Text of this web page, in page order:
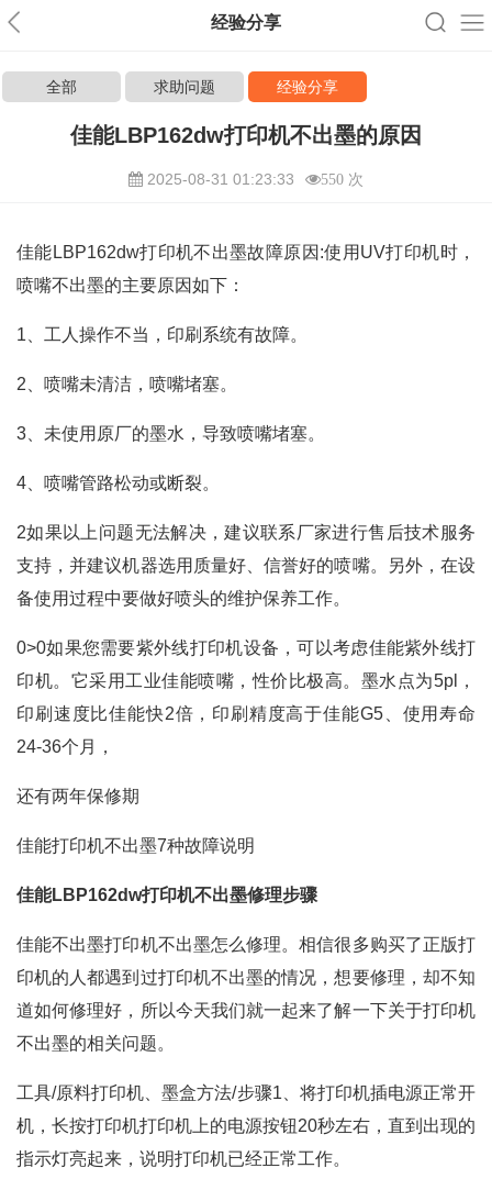
经验分享
全部 求助问题 经验分享
佳能LBP162dw打印机不出墨的原因
2025-08-31 01:23:33 550 次
佳能LBP162dw打印机不出墨故障原因:使用UV打印机时，
喷嘴不出墨的主要原因如下：
1、工人操作不当，印刷系统有故障。
2、喷嘴未清洁，喷嘴堵塞。
3、未使用原厂的墨水，导致喷嘴堵塞。
4、喷嘴管路松动或断裂。
2如果以上问题无法解决，建议联系厂家进行售后技术服务
支持，并建议机器选用质量好、信誉好的喷嘴。另外，在设
备使用过程中要做好喷头的维护保养工作。
0>0如果您需要紫外线打印机设备，可以考虑佳能紫外线打
印机。它采用工业佳能喷嘴，性价比极高。墨水点为5pl，
印刷速度比佳能快2倍，印刷精度高于佳能G5、使用寿命
24-36个月，
还有两年保修期
佳能打印机不出墨7种故障说明
佳能LBP162dw打印机不出墨修理步骤
佳能不出墨打印机不出墨怎么修理。相信很多购买了正版打
印机的人都遇到过打印机不出墨的情况，想要修理，却不知
道如何修理好，所以今天我们就一起来了解一下关于打印机
不出墨的相关问题。
工具/原料打印机、墨盒方法/步骤1、将打印机插电源正常开
机，长按打印机打印机上的电源按钮20秒左右，直到出现的
指示灯亮起来，说明打印机已经正常工作。